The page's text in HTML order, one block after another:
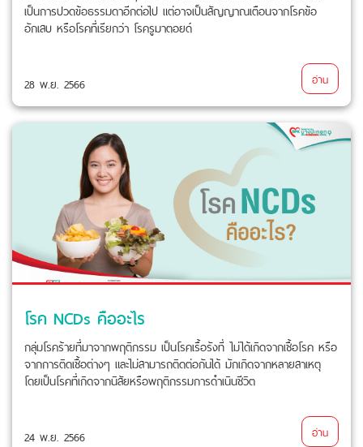
เป็นการปวดข้อธรรมดาอีกต่อไป แต่อาจเป็นสัญญาณเตือนจากโรคข้อ
อักเสบ หรือโรคที่เรียกว่า โรครูมาตอยด์
28 พ.ย. 2566 อ่าน
โรค NCDs คืออะไร
กลุ่มโรคร้ายที่มาจากพฤติกรรม เป็นโรคเรื้อรังที่ ไม่ได้เกิดจากเชื้อโรค หรือ
จากการติดเชื้อต่างๆ และไม่สามารถติดต่อกันได้ มักเกิดจากหลายสาเหตุ
โดยเป็นโรคที่เกิดจากนิสัยหรือพฤติกรรมการดำเนินชีวิต
24 พ.ย. 2566 อ่าน